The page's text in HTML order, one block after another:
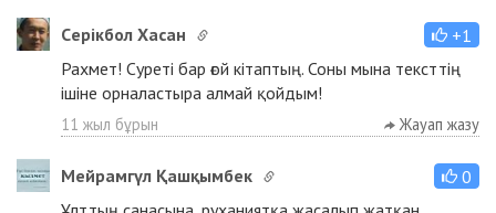
Cерікбол Хасан
+1
Рахмет! Суреті бар ғой кітаптың. Соны мына тексттің
ішіне орналастыра алмай қойдым!
11 жыл бұрын Жауап жазу
Мейрамгүл Қашқымбек
0